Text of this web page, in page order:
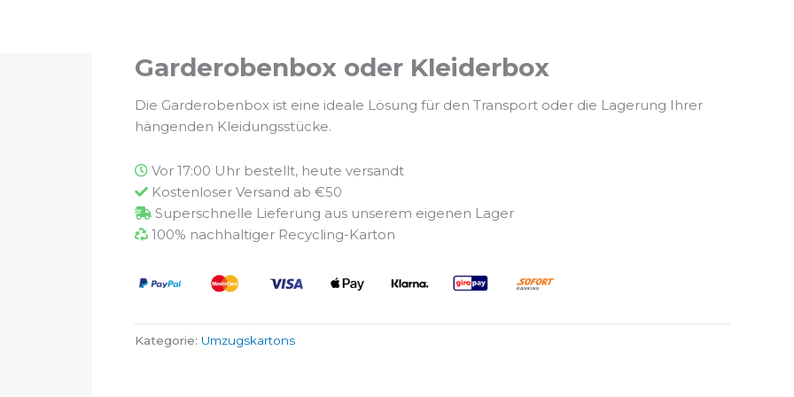
Garderobenbox oder Kleiderbox
Die Garderobenbox ist eine ideale Lösung für den Transport oder die Lagerung Ihrer
hängenden Kleidungsstücke.
Vor 17:00 Uhr bestellt, heute versandt
Kostenloser Versand ab €50
Superschnelle Lieferung aus unserem eigenen Lager
100% nachhaltiger Recycling-Karton
Kategorie: Umzugskartons